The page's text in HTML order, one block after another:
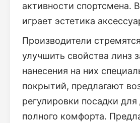
активности спортсмена.
играет эстетика
Производители
улучшить свойства линз
нанесения на них
покрытий, предлагают
регулировки посадки
полного комфорта.